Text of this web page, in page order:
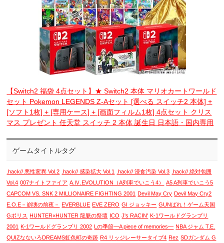
【Switch2 福袋 4点セット】★ Switch2 本体 マリオカートワールド
セット Pokemon LEGENDS Z-Aセット [選べる スイッチ2 本体] +
[ソフト1枚] + [専用ケース] + [画面フィルム1枚] 4点セット クリス
マス プレゼント 任天堂 スイッチ 2 本体 誕生日 日本語・国内専用
ゲームタイトルタグ
.hack// 悪性変異 Vol.2 .hack// 感染拡大 Vol.1 .hack// 浸食汚染 Vol.3 .hack// 絶対包囲
Vol.4 007ナイトファイア A.Ⅳ.EVOLUTION（A列車でいこう4）
A5 A列車でいこう5
CAPCOM VS. SNK 2 MILLIONAIRE FIGHTING 2001 Devil May Cry Devil May Cry2
E.O.E－崩壊の前夜－
EVERBLUE EVE ZERO GI ジョッキー GUNばれ！ゲーム天国
Gポリス HUNTER×HUNTER 龍脈の祭壇 ICO J's RACIN' K-1ワールドグランプリ
2001 K-1ワールドグランプリ 2002 Lの季節―A piece of memories― NBA ジャム T.E.
QUIZなないろDREAMS虹色町の奇跡 R4 リッジレーサータイプ4 Rez SDガンダム G